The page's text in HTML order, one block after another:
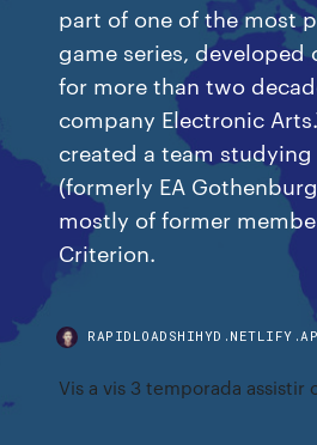
part of one of the most
game series, developed
for more than two
company Electronic
created a team studying
(formerly EA
mostly of former
Criterion.
Vis a vis 3 temporada assistir